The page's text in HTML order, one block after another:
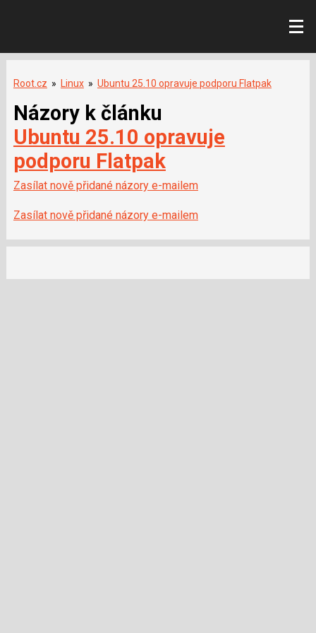
Root.cz » Linux » Ubuntu 25.10 opravuje podporu Flatpak
Názory k článku
Ubuntu 25.10 opravuje
podporu Flatpak
Zasílat nově přidané názory e-mailem
Zasílat nově přidané názory e-mailem